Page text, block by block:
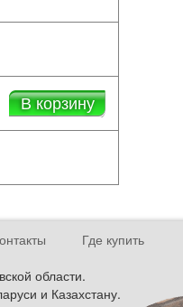
В корзину
Где купить
области.
и Казахстану.